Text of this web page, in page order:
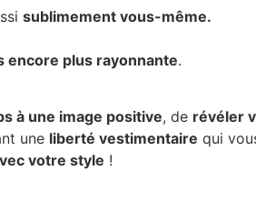
sublimement vous-même.
encore plus rayonnante.
à une image positive, de révéler
une liberté vestimentaire qui
votre style !